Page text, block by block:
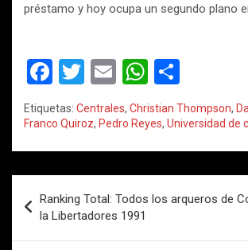
préstamo y hoy ocupa un segundo plano
F
a
ce
b
o
o
k
T
wi
tt
er
E
m
ail
W
h
at
s
A
p
o
m
p
ar
tir
Etiquetas: Centrales, Christian Thompson,
Franco Quiroz, Pedro Reyes, Universidad de
de
entradas
Ranking Total: Todos los arqueros de
la Libertadores 1991